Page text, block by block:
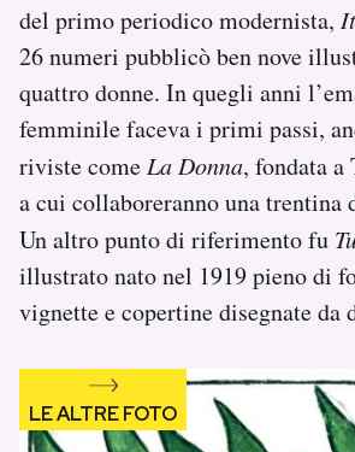
del primo periodico modernista,
26 numeri pubblicò ben nove
quattro donne. In quegli anni
femminile faceva i primi passi,
riviste come La Donna, fondata a
a cui collaboreranno una
Un altro punto di riferimento fu
illustrato nato nel 1919 pieno di
vignette e copertine disegnate da